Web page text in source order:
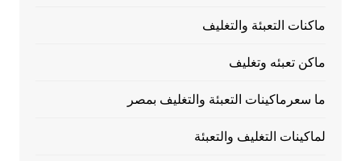
ماكنات التعبئة والتغليف
ماكن تعبئه وتغليف
ما سعرماكينات التعبئة والتغليف بمصر
لماكينات التغليف والتعبئة